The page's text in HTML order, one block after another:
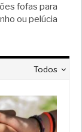
fofas para
ou pelúcia
Todos